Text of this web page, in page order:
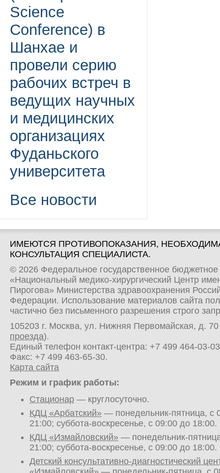
Science
Conference) в
Шанхае и
провели серию
рабочих встреч в
ведущих научных
и медицинских
организациях
Фуданьского
университета
Все новости
ИМЕЮТСЯ ПРОТИВОПОКАЗАНИЯ,
КОНСУЛЬТАЦИЯ СПЕЦИАЛИСТА.
© 2026 Федеральное государственное
«Национальный медико-хирургический Центр
Пирогова» Министерства здравоохранения
Федерации. Использование материалов сайта
частично без письменного разрешения строго
105203 г. Москва, ул. Нижняя Первомайская, д.
проезда).
Единый телефон контакт-центра: +7 499 464-03-03
Факс: +7 499 463-65-30.
Карта сайта
Режим и график работы:
Стационар — круглосуточно.
КДЦ «Арбатский» — понедельник-пятница, с
21:00; суббота-воскресенье, с 09:00 до 18:00.
КДЦ «Измайловский» — понедельник-
21:00; суббота-воскресенье, с 09:00 до 18:00.
Детский консультативно-диагностический